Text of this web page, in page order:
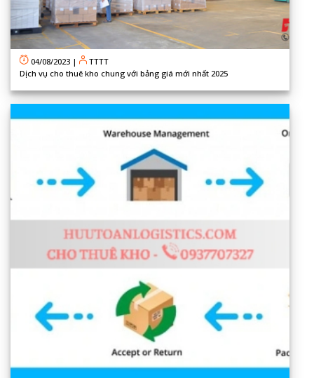
04/08/2023 |
TTTT
Dịch vụ cho thuê kho chung với bảng giá mới nhất 2025